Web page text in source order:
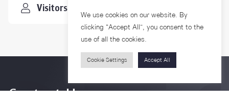
Visitors
Contact Us
We use cookies on our website. By
clicking “Accept All”, you consent to the
use of all the cookies.
Cookie Settings Accept All